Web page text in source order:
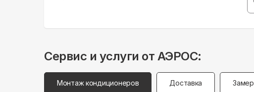
Сервис и услуги от АЭРОС:
Монтаж кондиционеров Доставка Замер